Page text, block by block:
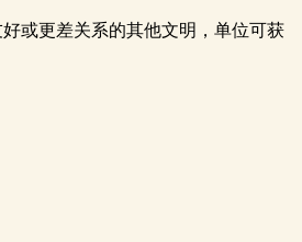
或更差关系的其他文明，单位可获